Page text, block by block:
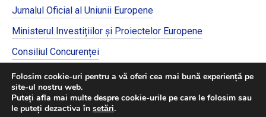
Jurnalul Oficial al Uniunii Europene
Ministerul Investițiilor și Proiectelor Europene
Consiliul Concurenței
programe cofinanțate de Uniunea Europeană,
vă invităm să vizitațihttps://mfe.gov.ro/
Folosim cookie-uri pentru a vă oferi cea mai bună experiență pe
site-ul nostru web.
Puteți afla mai multe despre cookie-urile pe care le folosim sau
le puteți dezactiva în setări.